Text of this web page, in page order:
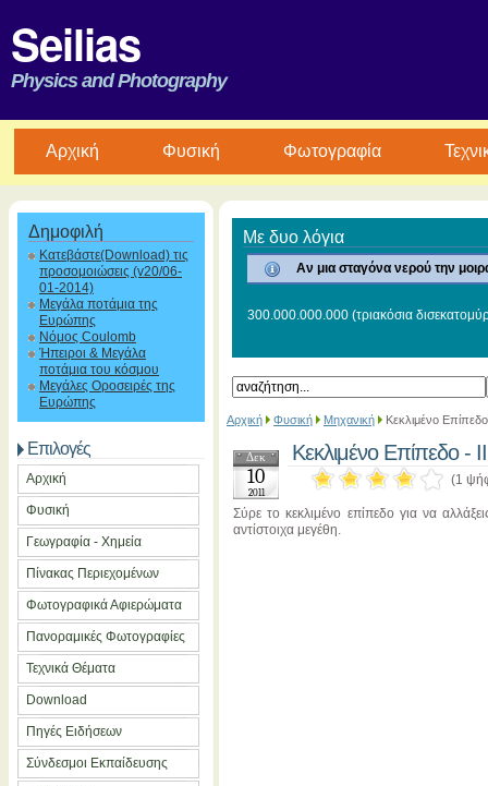
Seilias
Physics and Photography
Aρχική Φυσική Φωτογραφία
Δημοφιλή
Κατεβάστε(Download) τις
προσομοιώσεις (v20/06-
01-2014)
Μεγάλα ποτάμια της
Ευρώπης
Νόμος Coulomb
Ήπειροι & Μεγάλα
ποτάμια του κόσμου
Μεγάλες Οροσειρές της
Ευρώπης
Επιλογές
Αρχική
Φυσική
Γεωγραφία - Χημεία
Πίνακας Περιεχομένων
Φωτογραφικά Αφιερώματα
Πανοραμικές Φωτογραφίες
Τεχνικά Θέματα
Download
Πηγές Ειδήσεων
Σύνδεσμοι Εκπαίδευσης
Με δυο λόγια
Αν μια σταγόνα νερού την
300.000.000.000 (τριακόσια
Αρχική Φυσική Μηχανική Κεκλιμένο
Δεκ
10
2011
Κεκλιμένο Επίπεδο - II
(1
Σύρε το κεκλιμένο επίπεδο για να
αντίστοιχα μεγέθη.